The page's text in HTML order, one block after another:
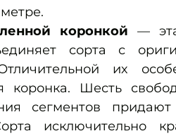
коронкой —
сорта с
их
коронка. Шесть
сегментов придают
исключительно